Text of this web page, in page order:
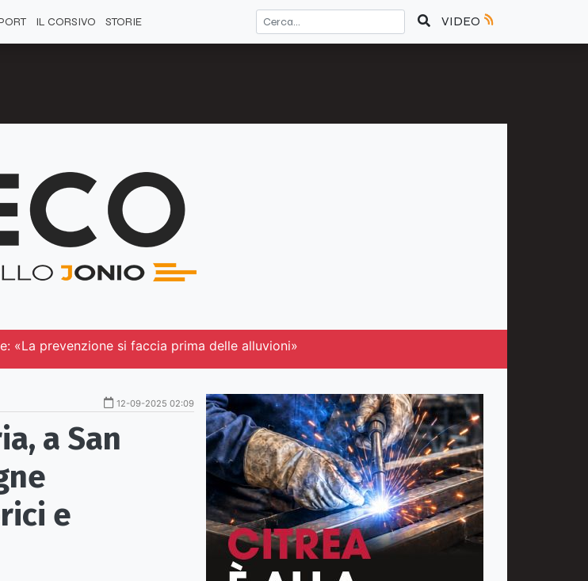
IL CORSIVO STORIE VIDEO
«La prevenzione si faccia prima delle alluvioni»
12-09-2025 02:09
a San
e